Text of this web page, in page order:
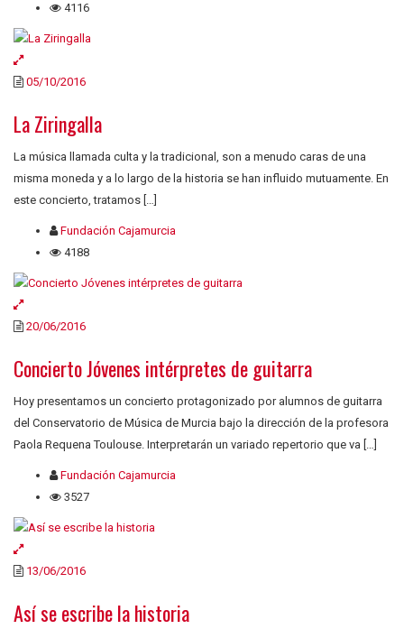
4116
05/10/2016
La Ziringalla
La música llamada culta y la tradicional, son a menudo caras de una
misma moneda y a lo largo de la historia se han influido mutuamente. En
este concierto, tratamos […]
Fundación Cajamurcia
4188
20/06/2016
Concierto Jóvenes intérpretes de guitarra
Hoy presentamos un concierto protagonizado por alumnos de guitarra
del Conservatorio de Música de Murcia bajo la dirección de la profesora
Paola Requena Toulouse. Interpretarán un variado repertorio que va […]
Fundación Cajamurcia
3527
13/06/2016
Así se escribe la historia